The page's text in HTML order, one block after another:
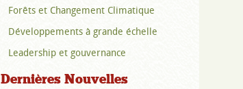
Forêts et Changement Climatique
Développements à grande échelle
Leadership et gouvernance
Dernières Nouvelles